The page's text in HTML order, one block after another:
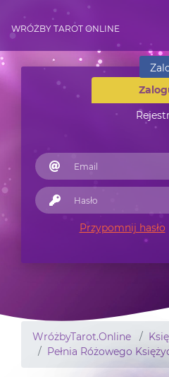
WRÓŻBY TAROT ONLINE
Przypomnij hasło
WróżbyTarot.Online
Pełnia Różowego